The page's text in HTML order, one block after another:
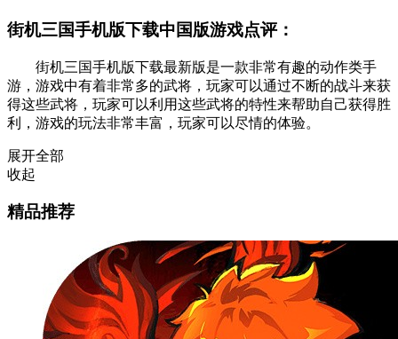
街机三国手机版下载中国版游戏点评：
街机三国手机版下载最新版是一款非常有趣的动作类手
游，游戏中有着非常多的武将，玩家可以通过不断的战斗来获
得这些武将，玩家可以利用这些武将的特性来帮助自己获得胜
利，游戏的玩法非常丰富，玩家可以尽情的体验。
展开全部
收起
精品推荐